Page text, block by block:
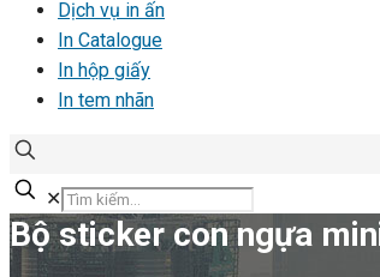
Dịch vụ in ấn
In Catalogue
In hộp giấy
In tem nhãn
✕
Bộ sticker con ngựa